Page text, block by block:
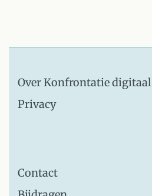
Over Konfrontatie digitaal
Privacy
Contact